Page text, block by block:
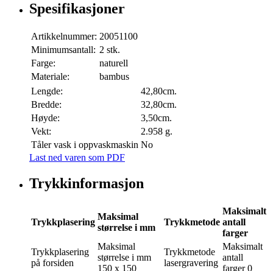
Spesifikasjoner
Artikkelnummer: 20051100
Minimumsantall: 2 stk.
Farge:
naturell
Materiale:
bambus
Lengde:
42,80cm.
Bredde:
32,80cm.
Høyde:
3,50cm.
Vekt:
2.958 g.
Tåler vask i oppvaskmaskin No
Last ned varen som PDF
Trykkinformasjon
Trykkplasering
Maksimal
størrelse i mm
Trykkmetode
Maksimalt
antall
farger
Trykkplasering
på forsiden
Maksimal
størrelse i mm
150 x 150
Trykkmetode
lasergravering
Maksimalt
antall
farger 0